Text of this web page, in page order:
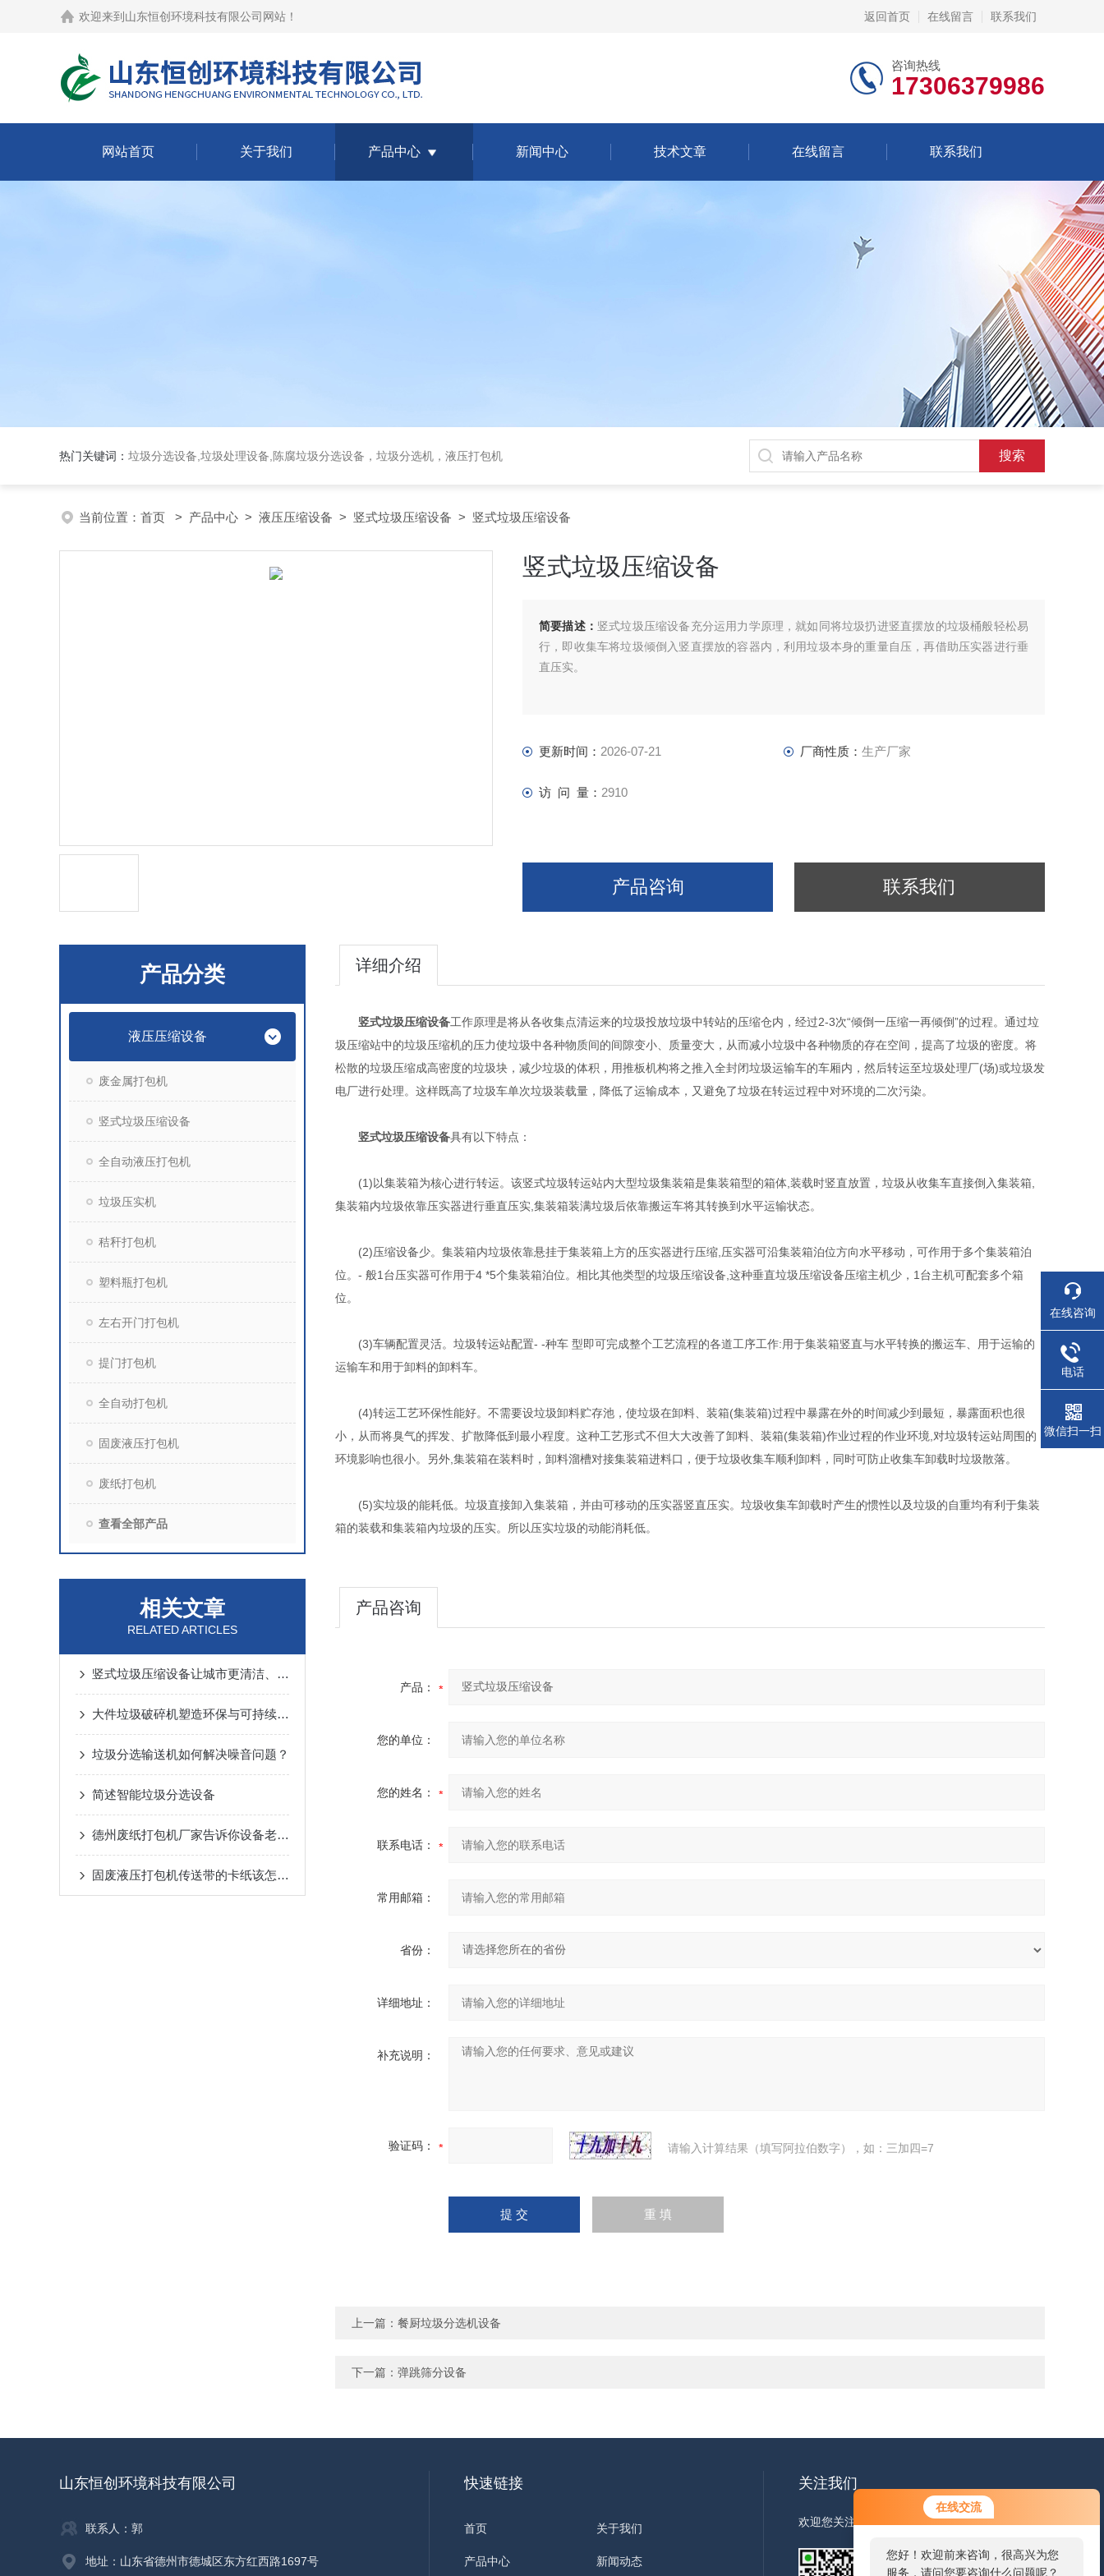
在线交流
您好！欢迎前来咨询，很高兴为您
服务，请问您要咨询什么问题呢？
您好，看您停留很久了，是否找到
欢迎来到 山东恒创环境科技有限公司网站 ！ 返回首页 在线留言 联系我们
咨询热线
17306379986
网站首页 关于我们 产品中心 新闻中心 技术文章 在线留言 联系我们
热门关键词： 垃圾分选设备,垃圾处理设备,陈腐垃圾分选设备，垃圾分选机，液压打包机
当前位置： 首页 > 产品中心 > 液压压缩设备 > 竖式垃圾压缩设备 > 竖式垃圾压缩设备
竖式垃圾压缩设备
简要描述： 竖式垃圾压缩设备充分运用力学原理，就如同将垃圾扔进竖直摆放的垃圾桶般轻松易
行，即收集车将垃圾倾倒入竖直摆放的容器内，利用垃圾本身的重量自压，再借助压实器进行垂
直压实。
更新时间： 2026-07-21 厂商性质： 生产厂家
访 问 量： 2910
产品咨询 联系我们
产品分类
液压压缩设备
废金属打包机
竖式垃圾压缩设备
全自动液压打包机
垃圾压实机
秸秆打包机
塑料瓶打包机
左右开门打包机
提门打包机
全自动打包机
固废液压打包机
废纸打包机
查看全部产品
相关文章
RELATED ARTICLES
竖式垃圾压缩设备让城市更清洁、更美好
大件垃圾破碎机塑造环保与可持续未来的力量
垃圾分选输送机如何解决噪音问题？
简述智能垃圾分选设备
德州废纸打包机厂家告诉你设备老化有哪两种的补偿方法
固废液压打包机传送带的卡纸该怎么处理
详细介绍
竖式垃圾压缩设备工作原理是将从各收集点清运来的垃圾投放垃圾中转站的压缩仓内，经过2-3次“倾倒一压缩一再倾倒”的过程。通过垃
圾压缩站中的垃圾压缩机的压力使垃圾中各种物质间的间隙变小、质量变大，从而减小垃圾中各种物质的存在空间，提高了垃圾的密度。将
松散的垃圾压缩成高密度的垃圾块，减少垃圾的体积，用推板机构将之推入全封闭垃圾运输车的车厢内，然后转运至垃圾处理厂(场)或垃圾发
电厂进行处理。这样既高了垃圾车单次垃圾装载量，降低了运输成本，又避免了垃圾在转运过程中对环境的二次污染。
竖式垃圾压缩设备具有以下特点：
(1)以集装箱为核心进行转运。该竖式垃圾转运站内大型垃圾集装箱是集装箱型的箱体,装载时竖直放置，垃圾从收集车直接倒入集装箱,
集装箱内垃圾依靠压实器进行垂直压实,集装箱装满垃圾后依靠搬运车将其转换到水平运输状态。
(2)压缩设备少。集装箱内垃圾依靠悬挂于集装箱上方的压实器进行压缩,压实器可沿集装箱泊位方向水平移动，可作用于多个集装箱泊
位。- 般1台压实器可作用于4 *5个集装箱泊位。相比其他类型的垃圾压缩设备,这种垂直垃圾压缩设备压缩主机少，1台主机可配套多个箱
位。
(3)车辆配置灵活。垃圾转运站配置- -种车 型即可完成整个工艺流程的各道工序工作:用于集装箱竖直与水平转换的搬运车、用于运输的
运输车和用于卸料的卸料车。
(4)转运工艺环保性能好。不需要设垃圾卸料贮存池，使垃圾在卸料、装箱(集装箱)过程中暴露在外的时间减少到最短，暴露面积也很
小，从而将臭气的挥发、扩散降低到最小程度。这种工艺形式不但大大改善了卸料、装箱(集装箱)作业过程的作业环境,对垃圾转运站周围的
环境影响也很小。另外,集装箱在装料时，卸料溜槽对接集装箱进料口，便于垃圾收集车顺利卸料，同时可防止收集车卸载时垃圾散落。
(5)实垃圾的能耗低。垃圾直接卸入集装箱，并由可移动的压实器竖直压实。垃圾收集车卸载时产生的惯性以及垃圾的自重均有利于集装
箱的装载和集装箱內垃圾的压实。所以压实垃圾的动能消耗低。
产品咨询
产品：
您的单位：
您的姓名：
联系电话：
常用邮箱：
省份：
详细地址：
补充说明：
验证码： 请输入计算结果（填写阿拉伯数字），如：三加四=7
上一篇： 餐厨垃圾分选机设备
下一篇： 弹跳筛分设备
山东恒创环境科技有限公司
联系人：郭
地址：山东省德州市德城区东方红西路1697号
快速链接
首页 关于我们
产品中心 新闻动态
关注我们
欢迎您关注我们的微信公众号了解更多信息
在线咨询
电话
微信扫一扫